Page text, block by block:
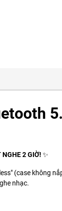
NGHE 2 GIỜ! ✨
(case không
nhạc.